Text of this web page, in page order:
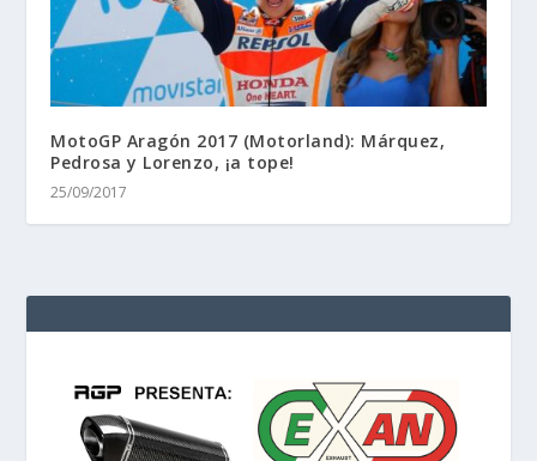
MotoGP Aragón 2017 (Motorland): Márquez,
Pedrosa y Lorenzo, ¡a tope!
25/09/2017